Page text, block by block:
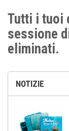
NOTIZIE
Tutti i tuoi
sessione
eliminati.